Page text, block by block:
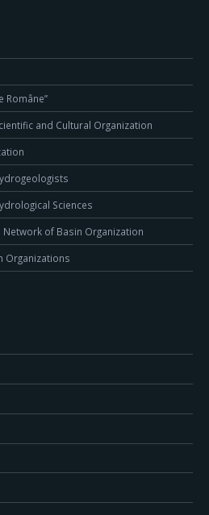
Române”
and Cultural Organization
Sciences
of Basin Organization
Organizations